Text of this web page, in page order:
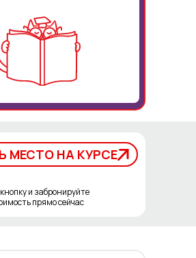
МЕСТО НА КУРСЕ
МЕСТО НА КУРСЕ
и забронируйте
прямо сейчас